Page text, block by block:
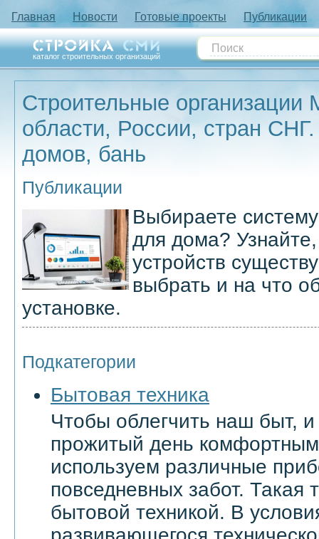
Главная Новости Готовые проекты Публикации
каталог строительных организаций
Строительные организации
области, России, стран
домов, бань
Публикации
Выбираете
для дома?
устройств
выбрать и на что
установке.
Подкатегории
Бытовая техника
Чтобы облегчить наш быт,
прожитый день
используем различные
повседневных забот. Такая
бытовой техникой. В